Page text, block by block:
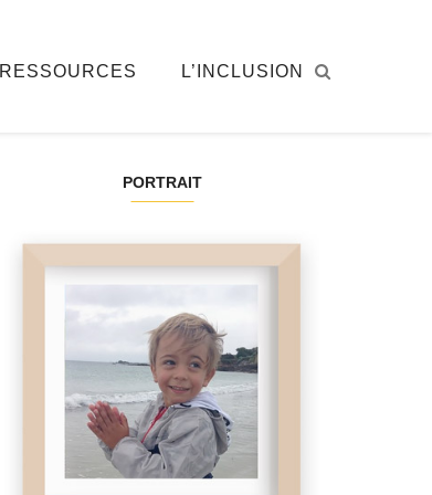
RESSOURCES L’INCLUSION
PORTRAIT